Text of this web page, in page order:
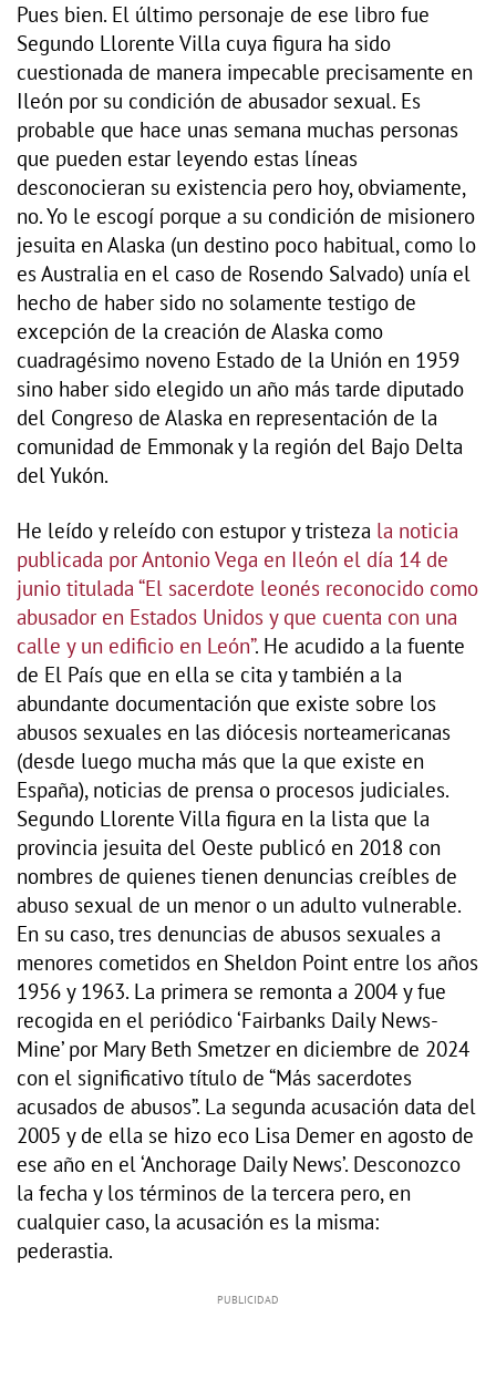
Pues bien. El último personaje de ese libro fue
Segundo Llorente Villa cuya figura ha sido
cuestionada de manera impecable precisamente en
Ileón por su condición de abusador sexual. Es
probable que hace unas semana muchas personas
que pueden estar leyendo estas líneas
desconocieran su existencia pero hoy, obviamente,
no. Yo le escogí porque a su condición de misionero
jesuita en Alaska (un destino poco habitual, como lo
es Australia en el caso de Rosendo Salvado) unía el
hecho de haber sido no solamente testigo de
excepción de la creación de Alaska como
cuadragésimo noveno Estado de la Unión en 1959
sino haber sido elegido un año más tarde diputado
del Congreso de Alaska en representación de la
comunidad de Emmonak y la región del Bajo Delta
del Yukón.
He leído y releído con estupor y tristeza la noticia
publicada por Antonio Vega en Ileón el día 14 de
junio titulada “El sacerdote leonés reconocido como
abusador en Estados Unidos y que cuenta con una
calle y un edificio en León”. He acudido a la fuente
de El País que en ella se cita y también a la
abundante documentación que existe sobre los
abusos sexuales en las diócesis norteamericanas
(desde luego mucha más que la que existe en
España), noticias de prensa o procesos judiciales.
Segundo Llorente Villa figura en la lista que la
provincia jesuita del Oeste publicó en 2018 con
nombres de quienes tienen denuncias creíbles de
abuso sexual de un menor o un adulto vulnerable.
En su caso, tres denuncias de abusos sexuales a
menores cometidos en Sheldon Point entre los años
1956 y 1963. La primera se remonta a 2004 y fue
recogida en el periódico ‘Fairbanks Daily News-
Mine’ por Mary Beth Smetzer en diciembre de 2024
con el significativo título de “Más sacerdotes
acusados de abusos”. La segunda acusación data del
2005 y de ella se hizo eco Lisa Demer en agosto de
ese año en el ‘Anchorage Daily News’. Desconozco
la fecha y los términos de la tercera pero, en
cualquier caso, la acusación es la misma:
pederastia.